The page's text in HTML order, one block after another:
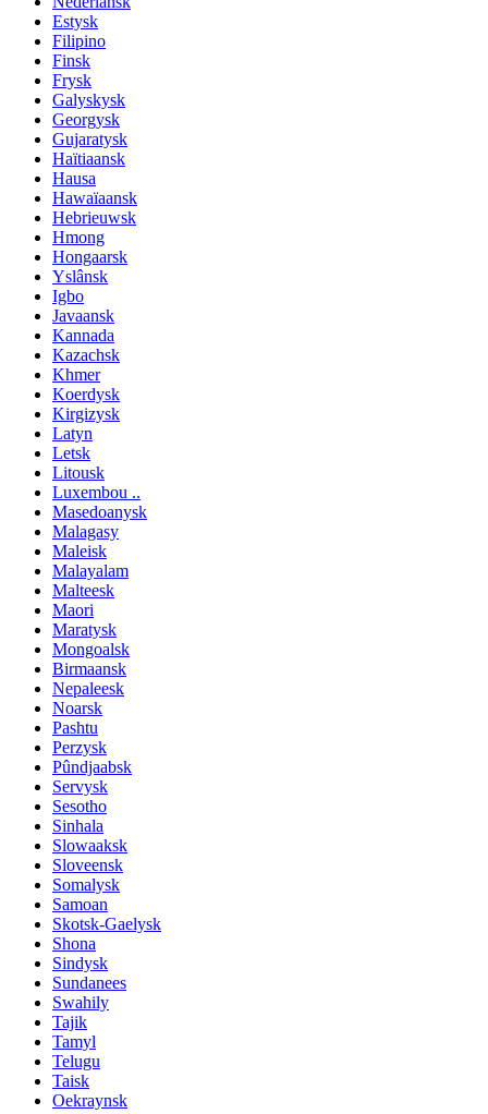
Estysk
Filipino
Finsk
Frysk
Galyskysk
Georgysk
Gujaratysk
Haïtiaansk
Hausa
Hawaïaansk
Hebrieuwsk
Hmong
Hongaarsk
Yslânsk
Igbo
Javaansk
Kannada
Kazachsk
Khmer
Koerdysk
Kirgizysk
Latyn
Letsk
Litousk
Luxembou ..
Masedoanysk
Malagasy
Maleisk
Malayalam
Malteesk
Maori
Maratysk
Mongoalsk
Birmaansk
Nepaleesk
Noarsk
Pashtu
Perzysk
Pûndjaabsk
Servysk
Sesotho
Sinhala
Slowaaksk
Sloveensk
Somalysk
Samoan
Skotsk-Gaelysk
Shona
Sindysk
Sundanees
Swahily
Tajik
Tamyl
Telugu
Taisk
Oekraynsk